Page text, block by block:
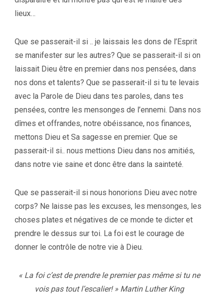
lieux…
Que se passerait-il si .. je laissais les dons de l’Esprit
se manifester sur les autres? Que se passerait-il si on
laissait Dieu être en premier dans nos pensées, dans
nos dons et talents? Que se passerait-il si tu te levais
avec la Parole de Dieu dans tes paroles, dans tes
pensées, contre les mensonges de l’ennemi. Dans nos
dîmes et offrandes, notre obéissance, nos finances,
mettons Dieu et Sa sagesse en premier. Que se
passerait-il si.. nous mettions Dieu dans nos amitiés,
dans notre vie saine et donc être dans la sainteté.
Que se passerait-il si nous honorions Dieu avec notre
corps? Ne laisse pas les excuses, les mensonges, les
choses plates et négatives de ce monde te dicter et
prendre le dessus sur toi. La foi est le courage de
donner le contrôle de notre vie à Dieu.
« La foi c’est de prendre le premier pas même si tu ne
vois pas tout l’escalier! » Martin Luther King